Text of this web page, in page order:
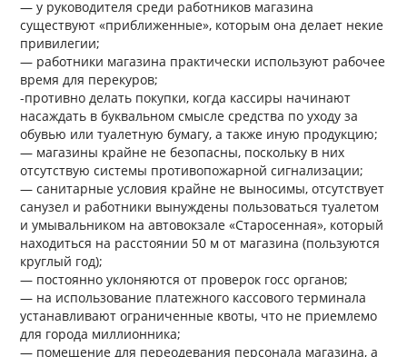
— у руководителя среди работников магазина
существуют «приближенные», которым она делает некие
привилегии;
— работники магазина практически используют рабочее
время для перекуров;
-противно делать покупки, когда кассиры начинают
насаждать в буквальном смысле средства по уходу за
обувью или туалетную бумагу, а также иную продукцию;
— магазины крайне не безопасны, поскольку в них
отсутствую системы противопожарной сигнализации;
— санитарные условия крайне не выносимы, отсутствует
санузел и работники вынуждены пользоваться туалетом
и умывальником на автовокзале «Старосенная», который
находиться на расстоянии 50 м от магазина (пользуются
круглый год);
— постоянно уклоняются от проверок госс органов;
— на использование платежного кассового терминала
устанавливают ограниченные квоты, что не приемлемо
для города миллионника;
— помещение для переодевания персонала магазина, а